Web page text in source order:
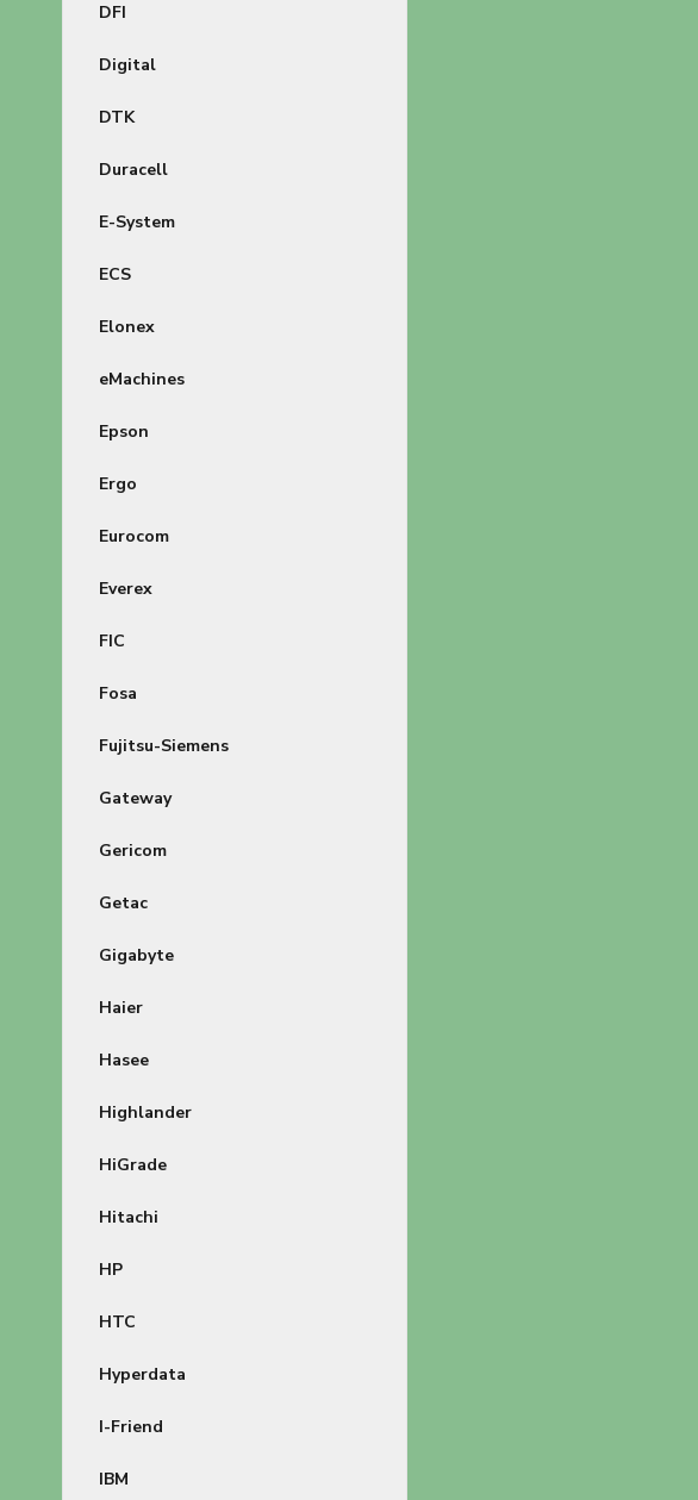
DFI
Digital
DTK
Duracell
E-System
ECS
Elonex
eMachines
Epson
Ergo
Eurocom
Everex
FIC
Fosa
Fujitsu-Siemens
Gateway
Gericom
Getac
Gigabyte
Haier
Hasee
Highlander
HiGrade
Hitachi
HP
HTC
Hyperdata
I-Friend
IBM